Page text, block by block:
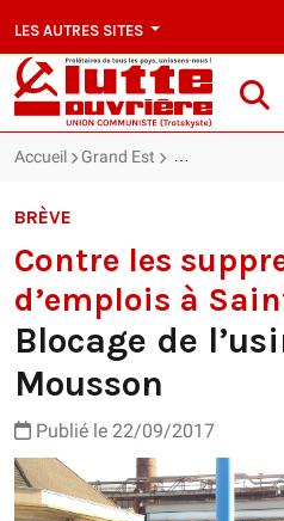
LES AUTRES SITES
Accueil Grand Est Contre les
BRÈVE
Contre les
d’emplois à
Blocage de
Mousson
Publié le 22/09/2017